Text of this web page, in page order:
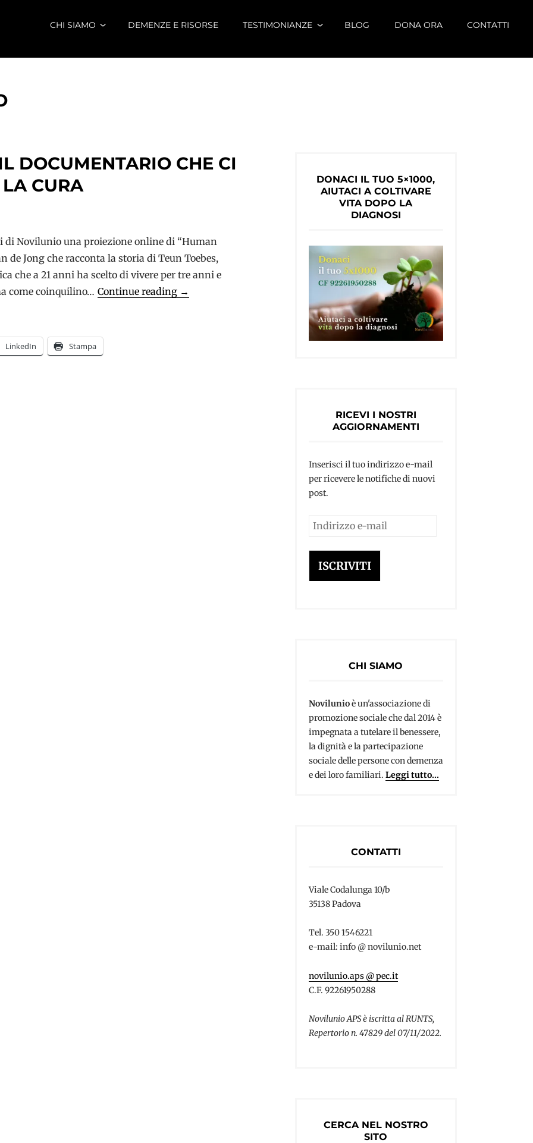
CHI SIAMO DEMENZE E RISORSE TESTIMONIANZE BLOG DONA ORA CONTATTI
DOCUMENTARIO CHE CI
CURA
di Novilunio una proiezione online di “Human
de Jong che racconta la storia di Teun Toebes,
che a 21 anni ha scelto di vivere per tre anni e
come coinquilino… Continue reading “Human
→
LinkedIn Stampa
DONACI IL TUO 5×1000,
AIUTACI A COLTIVARE
VITA DOPO LA
DIAGNOSI
RICEVI I NOSTRI
AGGIORNAMENTI
Inserisci il tuo indirizzo e-mail
per ricevere le notifiche di nuovi
post.
Indirizzo
mail
ISCRIVITI
CHI SIAMO
Novilunioè un'associazione di
promozione sociale che dal 2014 è
impegnata a tutelare il benessere,
la dignità e la partecipazione
sociale delle persone con demenza
e dei loro familiari. Leggi tutto...
CONTATTI
Viale Codalunga 10/b
35138 Padova
Tel. 350 1546221
e-mail: info @ novilunio.net
novilunio.aps @ pec.it
C.F. 92261950288
Novilunio APS è iscritta al RUNTS,
Repertorio n. 47829 del 07/11/2022.
CERCA NEL NOSTRO
SITO